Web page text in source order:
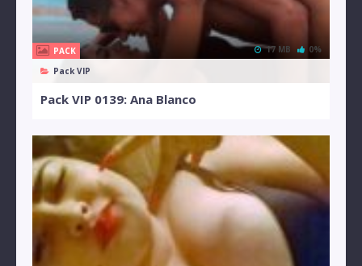
PACK
Pack VIP
17 MB 0%
Pack VIP 0139: Ana Blanco